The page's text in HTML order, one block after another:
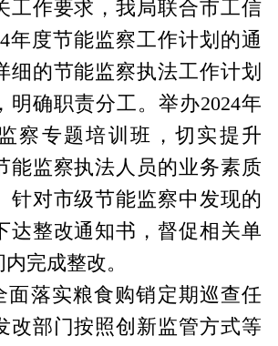
工作要求，我局联合市工信
年度节能监察工作计划的通
细的节能监察执法工作计划
明确职责分工。举办2024年
察专题培训班，切实提升
能监察执法人员的业务素质
针对市级节能监察中发现的
达整改通知书，督促相关单
完成整改。
面落实粮食购销定期巡查任
改部门按照创新监管方式等